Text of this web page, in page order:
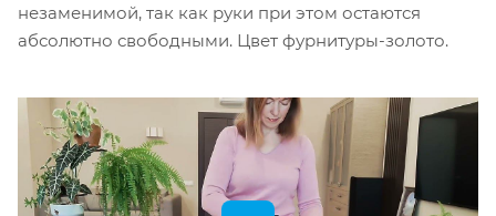
незаменимой, так как руки при этом остаются
абсолютно свободными. Цвет фурнитуры-золото.